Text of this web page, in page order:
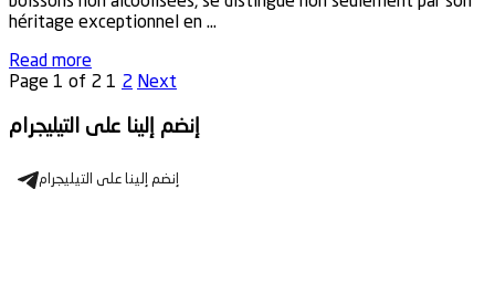
héritage exceptionnel en ...
Read moreDetails
Page 1 of 2 1 2 Next
إنضم إلينا على التيليجرام
إنضم إلينا على التيليجرام